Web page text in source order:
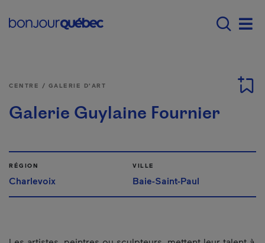
Main navigation -
CENTRE / GALERIE D'ART
Galerie Guylaine Fournier
RÉGION
Charlevoix
VILLE
Baie-Saint-Paul